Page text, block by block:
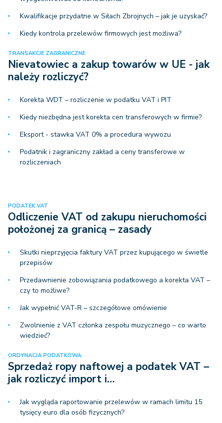
Kwalifikacje przydatne w Siłach Zbrojnych – jak je uzyskać?
Kiedy kontrola przelewów firmowych jest możliwa?
TRANSAKCJE ZAGRANICZNE
Nievatowiec a zakup towarów w UE - jak
należy rozliczyć?
Korekta WDT – rozliczenie w podatku VAT i PIT
Kiedy niezbędna jest korekta cen transferowych w firmie?
Eksport - stawka VAT 0% a procedura wywozu
Podatnik i zagraniczny zakład a ceny transferowe w
rozliczeniach
PODATEK VAT
Odliczenie VAT od zakupu nieruchomości
położonej za granicą – zasady
Skutki nieprzyjęcia faktury VAT przez kupującego w świetle
przepisów
Przedawnienie zobowiązania podatkowego a korekta VAT –
czy to możliwe?
Jak wypełnić VAT-R – szczegółowe omówienie
Zwolnienie z VAT członka zespołu muzycznego – co warto
wiedzieć?
ORDYNACJA PODATKOWA
Sprzedaż ropy naftowej a podatek VAT –
jak rozliczyć import i…
Jak wygląda raportowanie przelewów w ramach limitu 15
tysięcy euro dla osób fizycznych?